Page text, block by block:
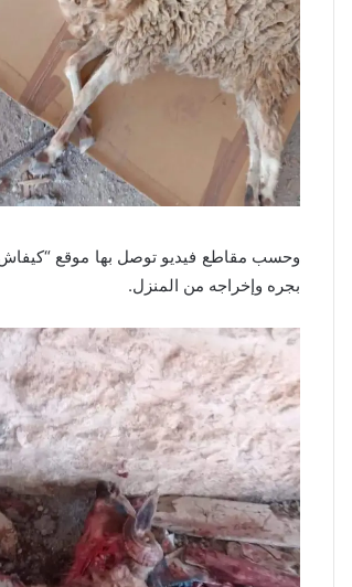
وحسب مقاطع فيديو توصل بها موقع
بجره وإخراجه من المنزل.